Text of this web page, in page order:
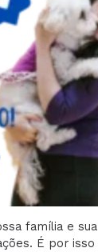
família e
É por